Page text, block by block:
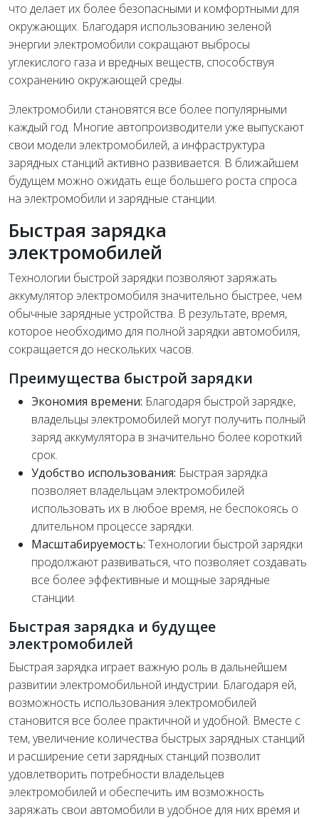
что делает их более безопасными и комфортными для
окружающих. Благодаря использованию зеленой
энергии электромобили сокращают выбросы
углекислого газа и вредных веществ, способствуя
сохранению окружающей среды.
Электромобили становятся все более популярными
каждый год. Многие автопроизводители уже выпускают
свои модели электромобилей, а инфраструктура
зарядных станций активно развивается. В ближайшем
будущем можно ожидать еще большего роста спроса
на электромобили и зарядные станции.
Быстрая зарядка
электромобилей
Технологии быстрой зарядки позволяют заряжать
аккумулятор электромобиля значительно быстрее, чем
обычные зарядные устройства. В результате, время,
которое необходимо для полной зарядки автомобиля,
сокращается до нескольких часов.
Преимущества быстрой зарядки
Экономия времени: Благодаря быстрой зарядке,
владельцы электромобилей могут получить полный
заряд аккумулятора в значительно более короткий
срок.
Удобство использования: Быстрая зарядка
позволяет владельцам электромобилей
использовать их в любое время, не беспокоясь о
длительном процессе зарядки.
Масштабируемость: Технологии быстрой зарядки
продолжают развиваться, что позволяет создавать
все более эффективные и мощные зарядные
станции.
Быстрая зарядка и будущее
электромобилей
Быстрая зарядка играет важную роль в дальнейшем
развитии электромобильной индустрии. Благодаря ей,
возможность использования электромобилей
становится все более практичной и удобной. Вместе с
тем, увеличение количества быстрых зарядных станций
и расширение сети зарядных станций позволит
удовлетворить потребности владельцев
электромобилей и обеспечить им возможность
заряжать свои автомобили в удобное для них время и